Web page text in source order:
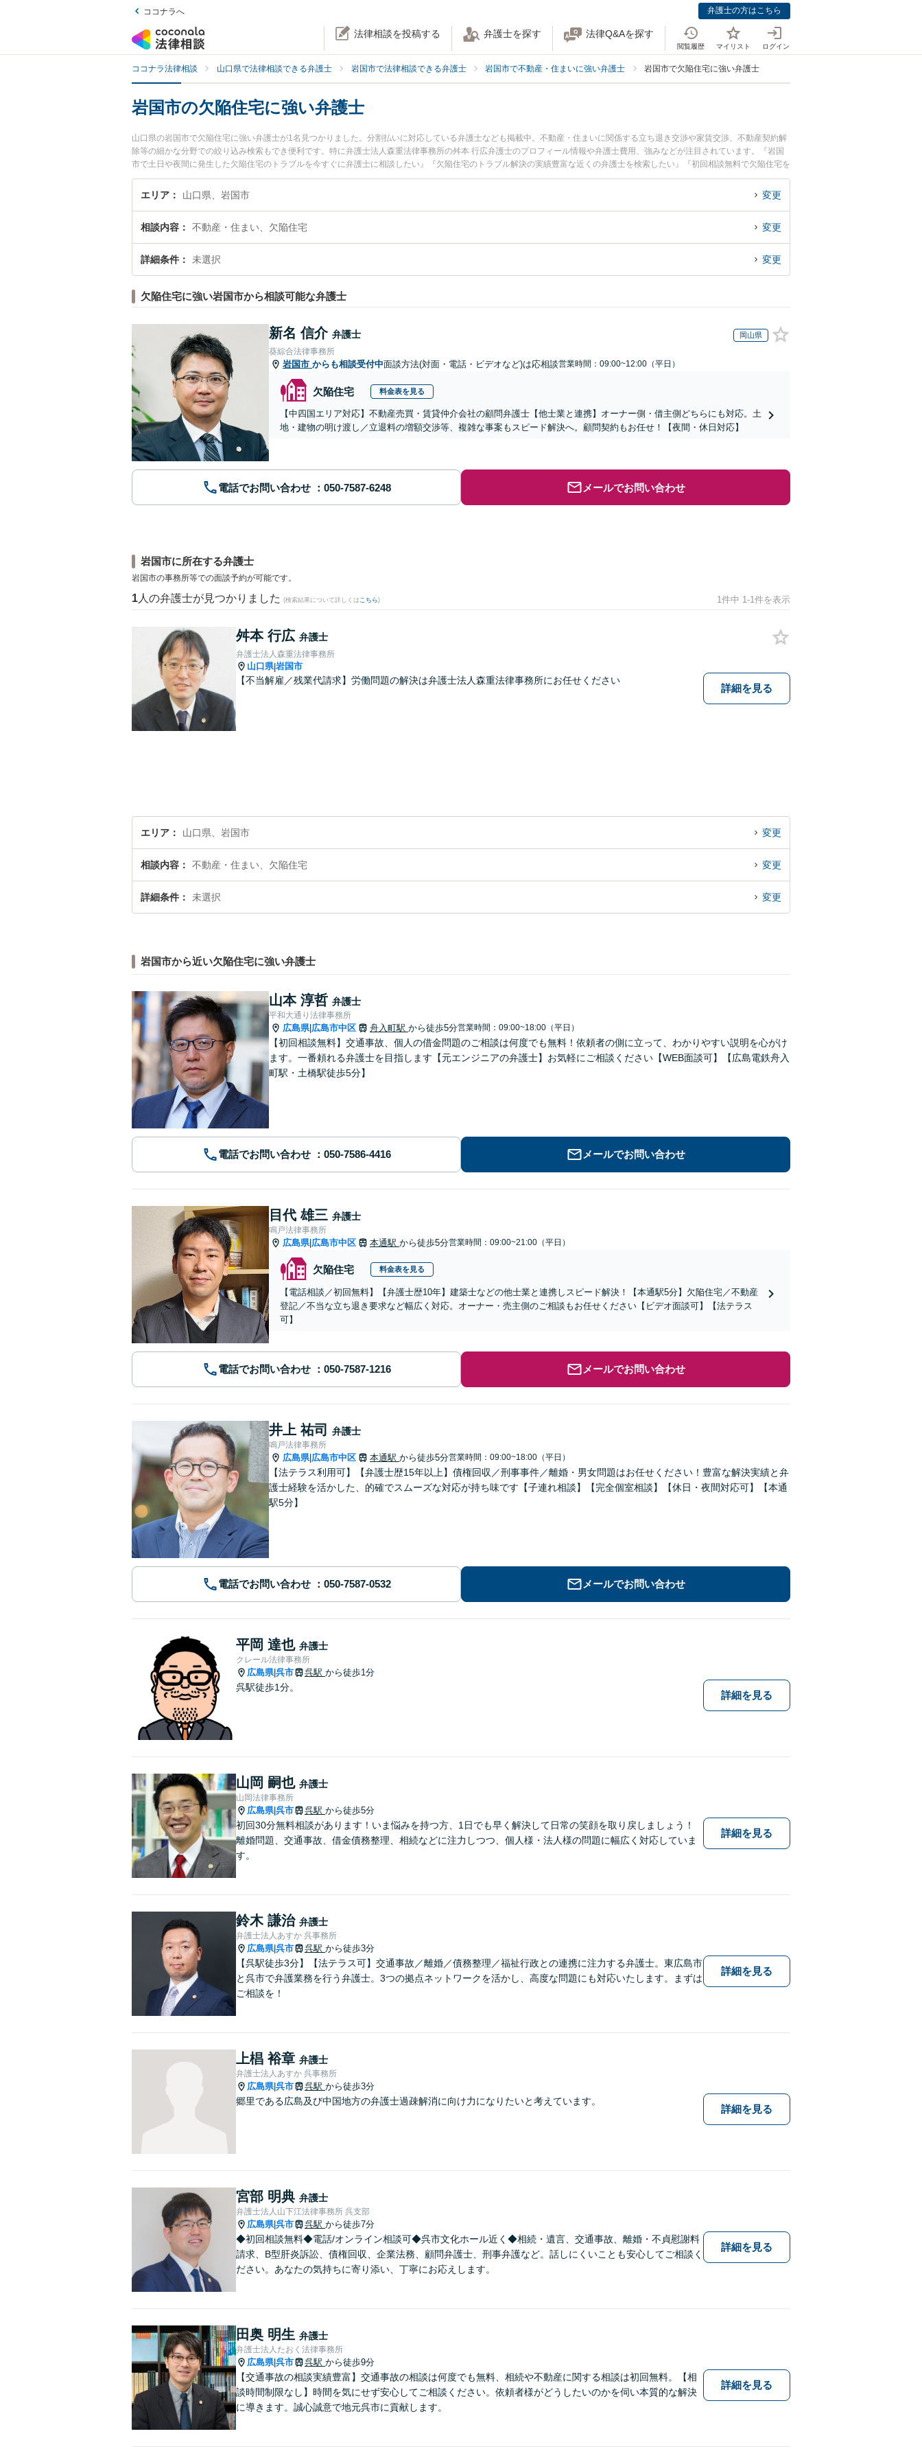
ココナラへ 弁護士の方はこちら
法律相談を投稿する 弁護士を探す 法律Q&Aを探す
閲覧履歴 マイリスト ログイン
ココナラ法律相談 山口県で法律相談できる弁護士 岩国市で法律相談できる弁護士 岩国市で不動産・住まいに強い弁護士 岩国市で欠陥住宅に強い弁護士
岩国市の欠陥住宅に強い弁護士
山口県の岩国市で欠陥住宅に強い弁護士が1名見つかりました。分割払いに対応している弁護士なども掲載中。不動産・住まいに関係する立ち退き交渉や家賃交渉、不動産契約解
除等の細かな分野での絞り込み検索もでき便利です。特に弁護士法人森重法律事務所の舛本 行広弁護士のプロフィール情報や弁護士費用、強みなどが注目されています。『岩国
市で土日や夜間に発生した欠陥住宅のトラブルを今すぐに弁護士に相談したい』『欠陥住宅のトラブル解決の実績豊富な近くの弁護士を検索したい』『初回相談無料で欠陥住宅を
法律相談できる岩国市内の弁護士に相談予約したい』などでお困りの相談者さんにおすすめです。
エリア 山口県、岩国市 変更
相談内容 不動産・住まい、欠陥住宅 変更
詳細条件 未選択 変更
欠陥住宅に強い岩国市から相談可能な弁護士
新名 信介 弁護士 岡山県
葵綜合法律事務所
岩国市 からも相談受付中面談方法(対面・電話・ビデオなど)は応相談営業時間：09:00~12:00（平日）
欠陥住宅 料金表を見る
【中四国エリア対応】不動産売買・賃貸仲介会社の顧問弁護士【他士業と連携】オーナー側・借主側どちらにも対応。土
地・建物の明け渡し／立退料の増額交渉等、複雑な事案もスピード解決へ。顧問契約もお任せ！【夜間・休日対応】
電話でお問い合わせ メールでお問い合わせ
岩国市に所在する弁護士
岩国市の事務所等での面談予約が可能です。
1 人の弁護士が見つかりました (検索結果について詳しくは こちら) 1件中 1-1件を表示
舛本 行広 弁護士
弁護士法人森重法律事務所
山口県|岩国市
【不当解雇／残業代請求】労働問題の解決は弁護士法人森重法律事務所にお任せください
詳細を見る
エリア 山口県、岩国市 変更
相談内容 不動産・住まい、欠陥住宅 変更
詳細条件 未選択 変更
岩国市から近い欠陥住宅に強い弁護士
山本 淳哲 弁護士
平和大通り法律事務所
広島県| 広島市中区 舟入町駅 から徒歩5分営業時間：09:00~18:00（平日）
【初回相談無料】交通事故、個人の借金問題のご相談は何度でも無料！依頼者の側に立って、わかりやすい説明を心がけ
ます。一番頼れる弁護士を目指します【元エンジニアの弁護士】お気軽にご相談ください【WEB面談可】【広島電鉄舟入
町駅・土橋駅徒歩5分】
電話でお問い合わせ メールでお問い合わせ
目代 雄三 弁護士
鳴戸法律事務所
広島県| 広島市中区 本通駅 から徒歩5分営業時間：09:00~21:00（平日）
欠陥住宅 料金表を見る
【電話相談／初回無料】【弁護士歴10年】建築士などの他士業と連携しスピード解決！【本通駅5分】欠陥住宅／不動産
登記／不当な立ち退き要求など幅広く対応。オーナー・売主側のご相談もお任せください【ビデオ面談可】【法テラス
可】
電話でお問い合わせ メールでお問い合わせ
井上 祐司 弁護士
鳴戸法律事務所
広島県| 広島市中区 本通駅 から徒歩5分営業時間：09:00~18:00（平日）
【法テラス利用可】【弁護士歴15年以上】債権回収／刑事事件／離婚・男女問題はお任せください！豊富な解決実績と弁
護士経験を活かした、的確でスムーズな対応が持ち味です【子連れ相談】【完全個室相談】【休日・夜間対応可】【本通
駅5分】
電話でお問い合わせ メールでお問い合わせ
平岡 達也 弁護士
クレール法律事務所
広島県|呉市 呉駅 から徒歩1分
呉駅徒歩1分。
詳細を見る
山岡 嗣也 弁護士
山岡法律事務所
広島県|呉市 呉駅 から徒歩5分
初回30分無料相談があります！いま悩みを持つ方、1日でも早く解決して日常の笑顔を取り戻しましょう！
離婚問題、交通事故、借金債務整理、相続などに注力しつつ、個人様・法人様の問題に幅広く対応していま
す。
詳細を見る
鈴木 謙治 弁護士
弁護士法人あすか 呉事務所
広島県|呉市 呉駅 から徒歩3分
【呉駅徒歩3分】【法テラス可】交通事故／離婚／債務整理／福祉行政との連携に注力する弁護士。東広島市
と呉市で弁護業務を行う弁護士。3つの拠点ネットワークを活かし、高度な問題にも対応いたします。まずは
ご相談を！
詳細を見る
上椙 裕章 弁護士
弁護士法人あすか 呉事務所
広島県|呉市 呉駅 から徒歩3分
郷里である広島及び中国地方の弁護士過疎解消に向け力になりたいと考えています。
詳細を見る
宮部 明典 弁護士
弁護士法人山下江法律事務所 呉支部
広島県|呉市 呉駅 から徒歩7分
◆初回相談無料◆電話/オンライン相談可◆呉市文化ホール近く◆相続・遺言、交通事故、離婚・不貞慰謝料
請求、B型肝炎訴訟、債権回収、企業法務、顧問弁護士、刑事弁護など。話しにくいことも安心してご相談く
ださい。あなたの気持ちに寄り添い、丁寧にお応えします。
詳細を見る
田奥 明生 弁護士
弁護士法人たおく法律事務所
広島県|呉市 呉駅 から徒歩9分
【交通事故の相談実績豊富】交通事故の相談は何度でも無料、相続や不動産に関する相談は初回無料。【相
談時間制限なし】時間を気にせず安心してご相談ください。依頼者様がどうしたいのかを伺い本質的な解決
に導きます。誠心誠意で地元呉市に貢献します。
詳細を見る